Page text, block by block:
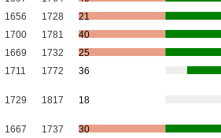
1656 1728
21
1700 1781
40
1669 1732
25
1711 1772 36
1729 1817 18
1667 1737
30